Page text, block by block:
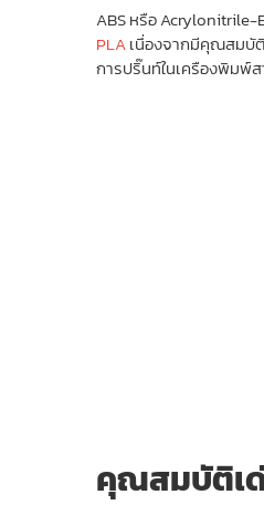
ABS หรือ
PLAเนึ่องจากมีคุณสมบั
การปริ๊นท์ในเครืองพิมพ์
คุณสมบัติเ